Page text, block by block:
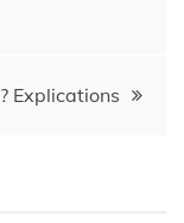
Explications